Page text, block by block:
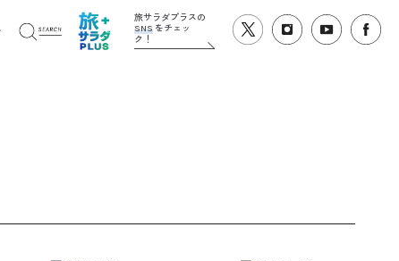
旅サラダプラスの
SNSをチェッ
ク！